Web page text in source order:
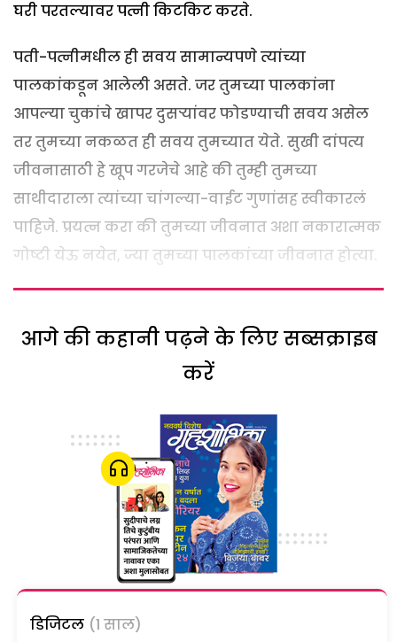
घरी परतल्यावर पत्नी किटकिट करते.
पती-पत्नीमधील ही सवय सामान्यपणे त्यांच्या
पालकांकडून आलेली असते. जर तुमच्या पालकांना
आपल्या चुकांचे खापर दुसऱ्यांवर फोडण्याची सवय असेल
तर तुमच्या नकळत ही सवय तुमच्यात येते. सुखी दांपत्य
जीवनासाठी हे खूप गरजेचे आहे की तुम्ही तुमच्या
साथीदाराला त्यांच्या चांगल्या-वाईट गुणांसह स्वीकारलं
पाहिजे. प्रयत्न करा की तुमच्या जीवनात अशा नकारात्मक
गोष्टी येऊ नयेत, ज्या तुमच्या पालकांच्या जीवनात होत्या.
आगे की कहानी पढ़ने के लिए सब्सक्राइब
करें
डिजिटल (1 साल)